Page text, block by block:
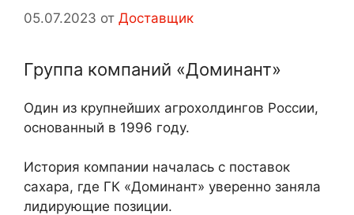
05.07.2023 от Доставщик
Группа компаний «Доминант»
Один из крупнейших агрохолдингов России,
основанный в 1996 году.
История компании началась с поставок
сахара, где ГК «Доминант» уверенно заняла
лидирующие позиции.